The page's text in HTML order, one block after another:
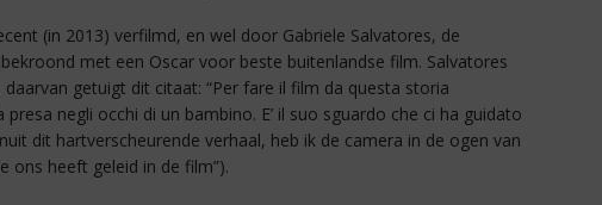
(in 2013) verfilmd, en wel door Gabriele Salvatores, de
met een Oscar voor beste buitenlandse film. Salvatores
getuigt dit citaat: “Per fare il film da questa storia
negli occhi di un bambino. E’ il suo sguardo che ci ha guidato
dit hartverscheurende verhaal, heb ik de camera in de ogen van
ons heeft geleid in de film”).